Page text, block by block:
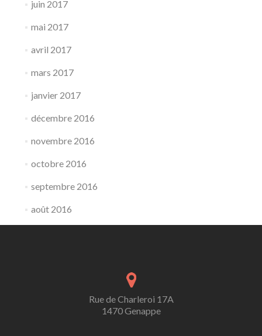
juin 2017
mai 2017
avril 2017
mars 2017
janvier 2017
décembre 2016
novembre 2016
octobre 2016
septembre 2016
août 2016
Rue de Charleroi 17A
1470 Genappe